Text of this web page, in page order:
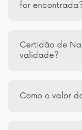
for
Certidão de
validade?
Como o valor